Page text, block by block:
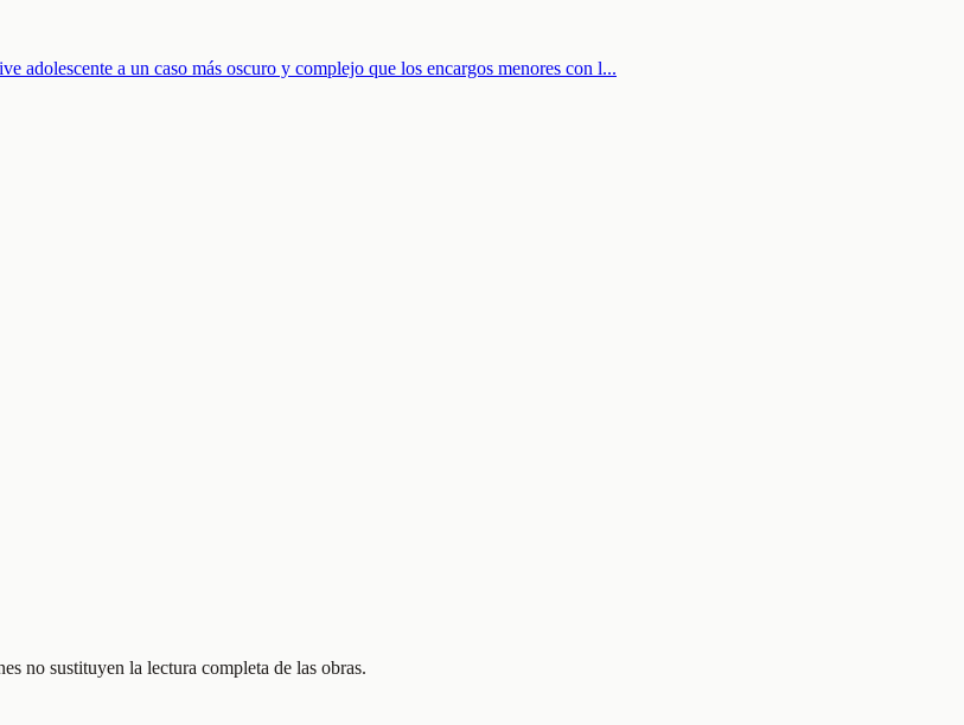
adolescente a un caso más oscuro y complejo que los encargos menores con l...
no sustituyen la lectura completa de las obras.